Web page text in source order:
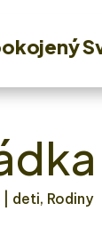
| deti, Rodiny